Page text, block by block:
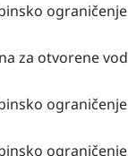
za otvorene